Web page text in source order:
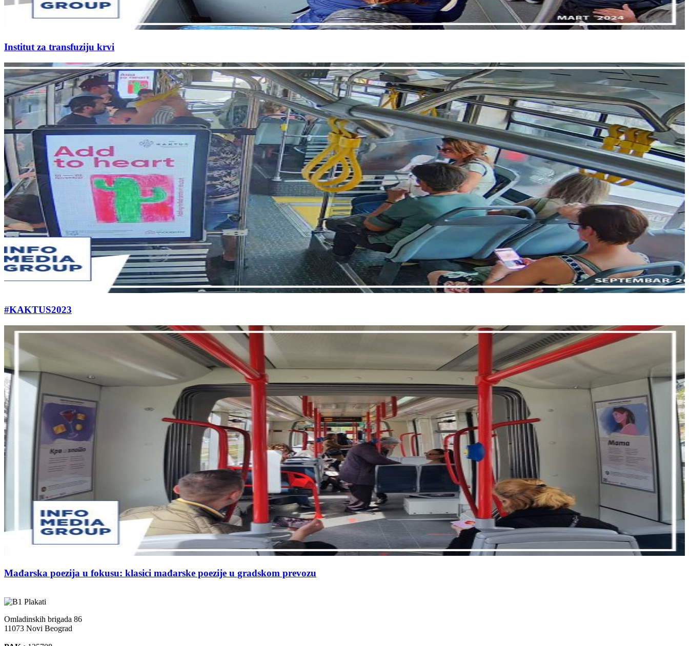
Institut za transfuziju krvi
#KAKTUS2023
Mađarska poezija u fokusu: klasici mađarske poezije u gradskom prevozu
Omladinskih brigada 86
11073 Novi Beograd